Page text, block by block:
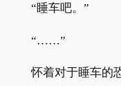
“睡车吧。”
“……”
怀着对于睡车的